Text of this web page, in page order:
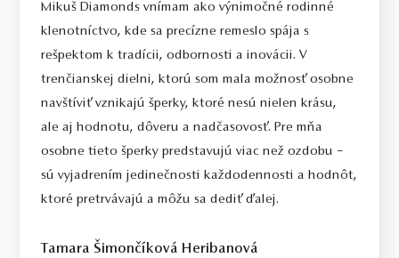
Mikuš Diamonds vnímam ako výnimočné rodinné
klenotníctvo, kde sa precízne remeslo spája s
rešpektom k tradícii, odbornosti a inovácii. V
trenčianskej dielni, ktorú som mala možnosť osobne
navštíviť vznikajú šperky, ktoré nesú nielen krásu,
ale aj hodnotu, dôveru a nadčasovosť. Pre mňa
osobne tieto šperky predstavujú viac než ozdobu –
sú vyjadrením jedinečnosti každodennosti a hodnôt,
ktoré pretrvávajú a môžu sa dediť ďalej.
Tamara Šimončíková Heribanová